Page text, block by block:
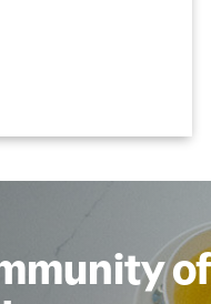
of
of